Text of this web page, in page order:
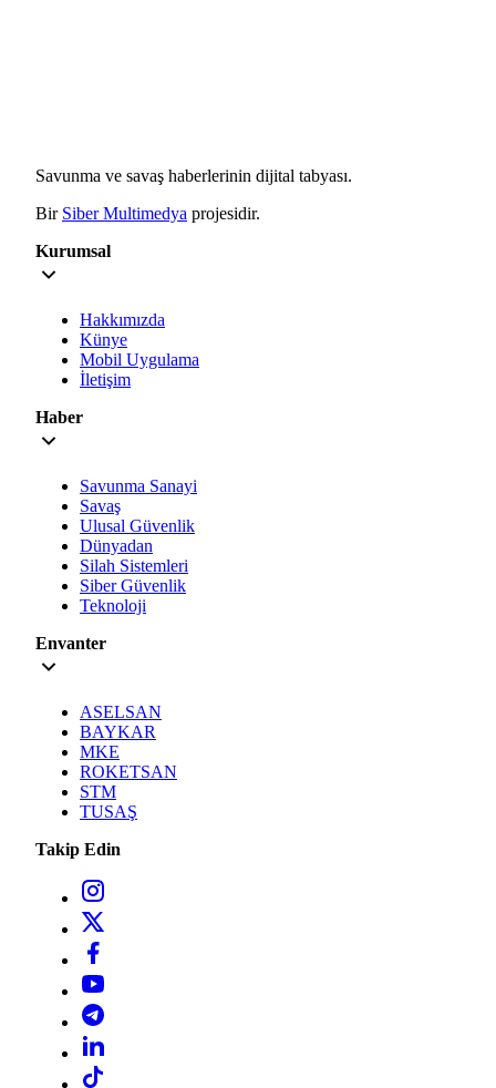
Savunma ve savaş haberlerinin dijital tabyası.
Bir Siber Multimedya projesidir.
Kurumsal
Hakkımızda
Künye
Mobil Uygulama
İletişim
Haber
Savunma Sanayi
Savaş
Ulusal Güvenlik
Dünyadan
Silah Sistemleri
Siber Güvenlik
Teknoloji
Envanter
ASELSAN
BAYKAR
MKE
ROKETSAN
STM
TUSAŞ
Takip Edin